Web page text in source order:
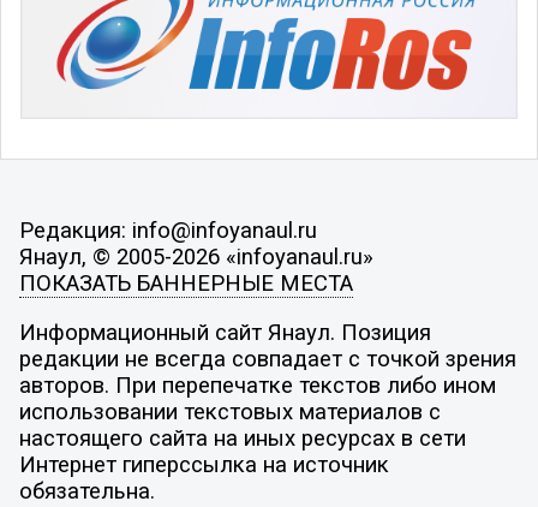
Редакция: info@infoyanaul.ru
Янаул, © 2005-2026 «infoyanaul.ru»
ПОКАЗАТЬ БАННЕРНЫЕ МЕСТА
Информационный сайт Янаул. Позиция
редакции не всегда совпадает с точкой зрения
авторов. При перепечатке текстов либо ином
использовании текстовых материалов с
настоящего сайта на иных ресурсах в сети
Интернет гиперссылка на источник
обязательна.